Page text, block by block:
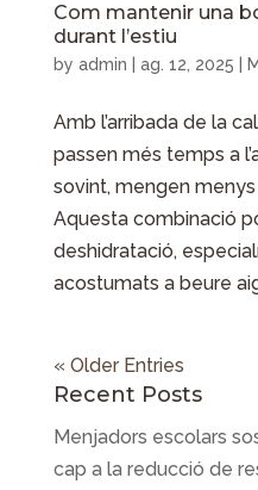
Com mantenir una
durant l’estiu
by admin ag. 12, 2025
Amb l’arribada de la
passen més temps a
sovint, mengen
Aquesta combinació
deshidratació,
acostumats a beure
« Older Entries
Recent Posts
Menjadors escolars
cap a la reducció de